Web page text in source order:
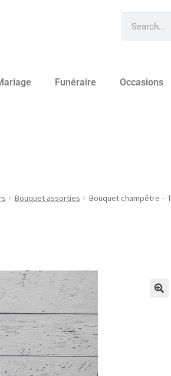
Funéraire Occasions
Bouquet assorties Bouquet champêtre –